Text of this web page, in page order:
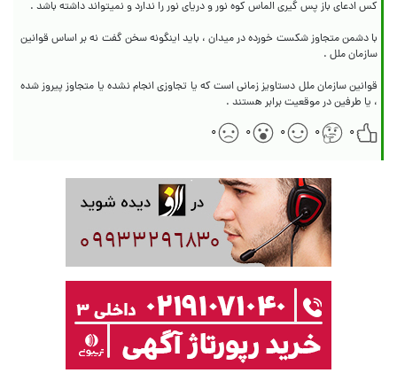
با دشمن متجاوز شکست خورده در میدان ، باید اینگونه سخن گفت نه بر اساس قوانین
قوانین سازمان ملل دستاویز زمانی است که یا تجاوزی انجام نشده یا متجاوز پیروز شده
، یا طرفین در موقعیت برابر هستند .
۰
۰ ۰ ۰ ۰